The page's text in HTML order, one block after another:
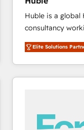
Huble is a global
consultancy
businesses. We go beyond implementation, shaping
the strategy,
HubSpot into a
HubSpot's
Huble has built
One company,
Elite Solutions